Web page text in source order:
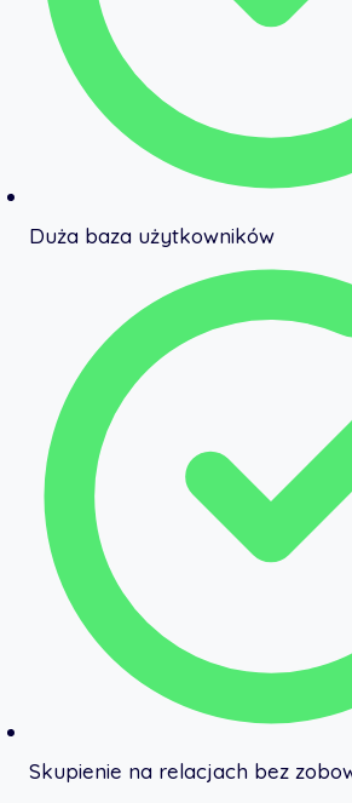
Duża baza użytkowników
Skupienie na relacjach bez